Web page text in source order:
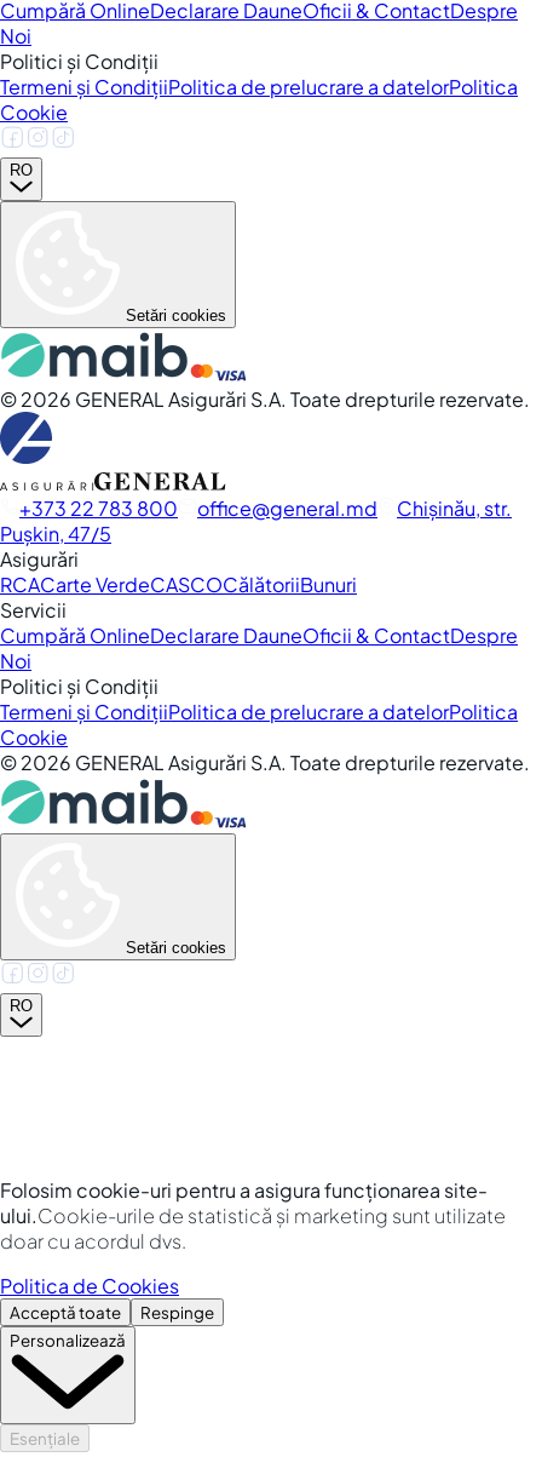
Cumpără OnlineDeclarare DauneOficii & ContactDespre
Noi
Politici și Condiții
Termeni și CondițiiPolitica de prelucrare a datelorPolitica
Cookie
RO
Setări cookies
©2026 GENERAL Asigurări S.A. Toate drepturile rezervate.
+373 22 783 800 office general.md
Chișinău, str.
Pușkin, 47/5
Asigurări
RCACarte VerdeCASCOCălătoriiBunuri
Servicii
Cumpără OnlineDeclarare DauneOficii & ContactDespre
Noi
Politici și Condiții
Termeni și CondițiiPolitica de prelucrare a datelorPolitica
Cookie
©2026 GENERAL Asigurări S.A. Toate drepturile rezervate.
Setări cookies
RO
Folosim cookie-uri pentru a asigura funcționarea site-
ului.Cookie-urile de statistică și marketing sunt utilizate
doar cu acordul dvs.
Politica de Cookies
Acceptă toate
Respinge
Personalizează
Esențiale